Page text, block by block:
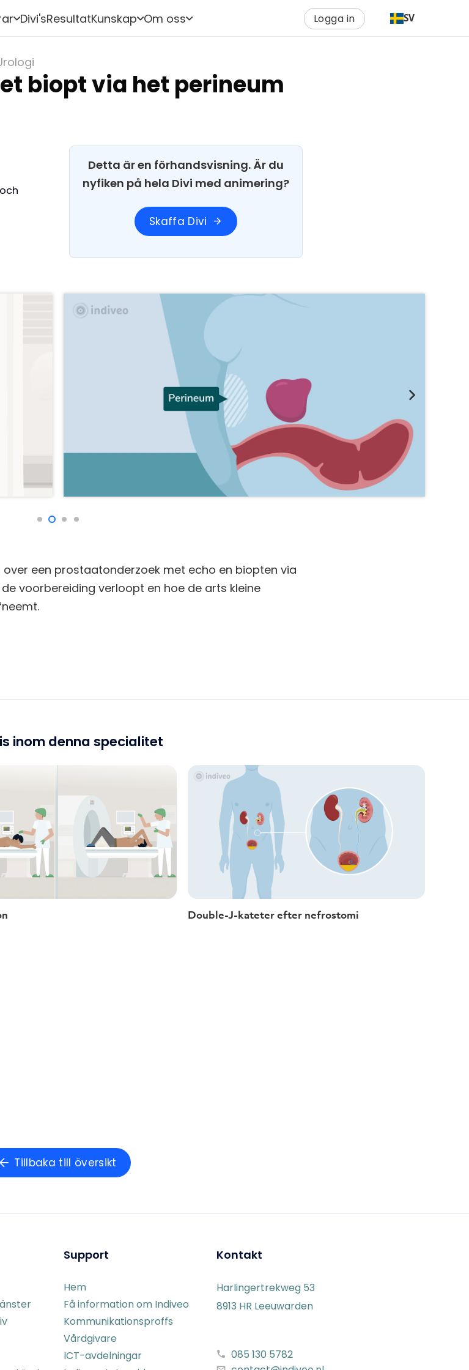
Divi'sResultatKunskap Om oss Logga in SV
biopt via het perineum
Detta är en förhandsvisning. Är du
nyfiken på hela Divi med animering?
Skaffa Divi arrow_forward
over een prostaatonderzoek met echo en biopten via
voorbereiding verloopt en hoe de arts kleine
inom denna specialitet
Double-J-kateter efter nefrostomi
Tillbaka till översikt
Support
Hem
Få information om Indiveo
Kommunikationsproffs
Vårdgivare
ICT-avdelningar
Kontakt
Harlingertrekweg 53
8913 HR Leeuwarden
085 130 5782